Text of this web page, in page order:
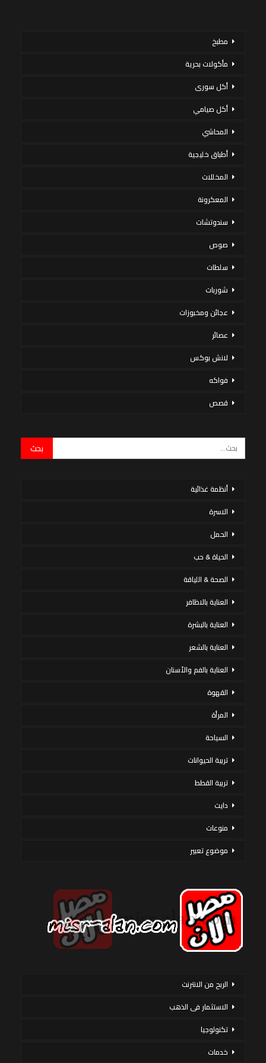
مطبخ
مأكولات بحرية
أكل سورى
أكل صيامي
المحاشي
أطباق خليجية
المخللات
المعكرونة
سندوتشات
صوص
سلطات
شوربات
عجائن ومخبوزات
عصائر
لانش بوكس
فواكه
قصص
أنظمة غذائية
الاسرة
الحمل
الحياة & حب
الصحة & اللياقة
العناية بالاظافر
العناية بالبشرة
العناية بالشعر
العناية بالفم والأسنان
القهوة
المرأة
السياحة
تربية الحيوانات
تربية القطط
دايت
منوعات
موضوع تعبير
الربح من الانترنت
الاستثمار فى الذهب
تكنولوجيا
خدمات